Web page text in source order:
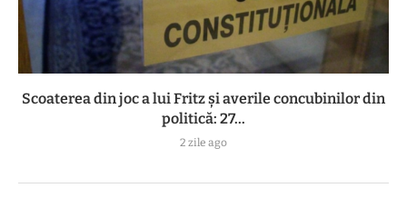
Scoaterea din joc a lui Fritz și averile concubinilor din
politică: 27...
2 zile ago